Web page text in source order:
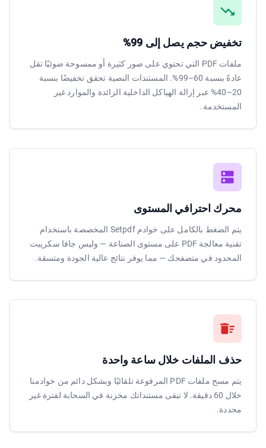
تخفيض حجم يصل إلى 99%
ملفات PDF التي تحتوي على صور كثيرة أو ممسوحة ضوئيًا تقل
عادةً بنسبة 60–99%. المستندات النصية تحقق تخفيضًا بنسبة
20–40% عبر إزالة الهياكل الداخلية الزائدة والموارد غير
المستخدمة.
محرك احترافي المستوى
يتم الضغط بالكامل على خوادم Setpdf المخصصة باستخدام
تقنية معالجة PDF على مستوى الصناعة — وليس جافا سكريبت
المحدود في متصفحك — مما يوفر نتائج عالية الجودة ومتسقة.
حذف الملفات خلال ساعة واحدة
يتم مسح ملفات PDF المرفوعة تلقائيًا وبشكل دائم من خوادمنا
خلال 60 دقيقة. لا تبقى مستنداتك مخزنة في السحابة لفترة غير
محددة.